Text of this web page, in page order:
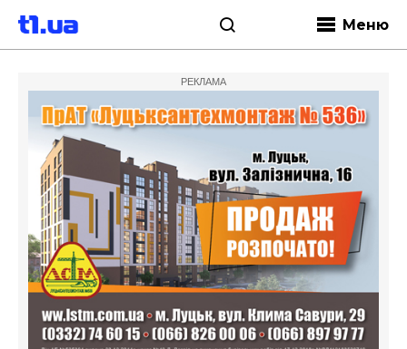
Меню
РЕКЛАМА